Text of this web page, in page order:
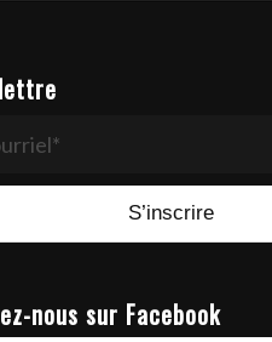
nous sur Facebook